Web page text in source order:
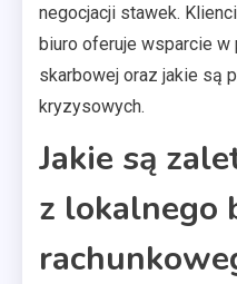
negocjacji stawek.
biuro oferuje wsparcie w
skarbowej oraz jakie są
kryzysowych.
Jakie są
z lokalnego